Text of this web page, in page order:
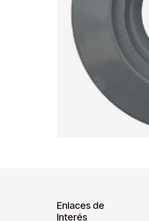
Enlaces de
Interés